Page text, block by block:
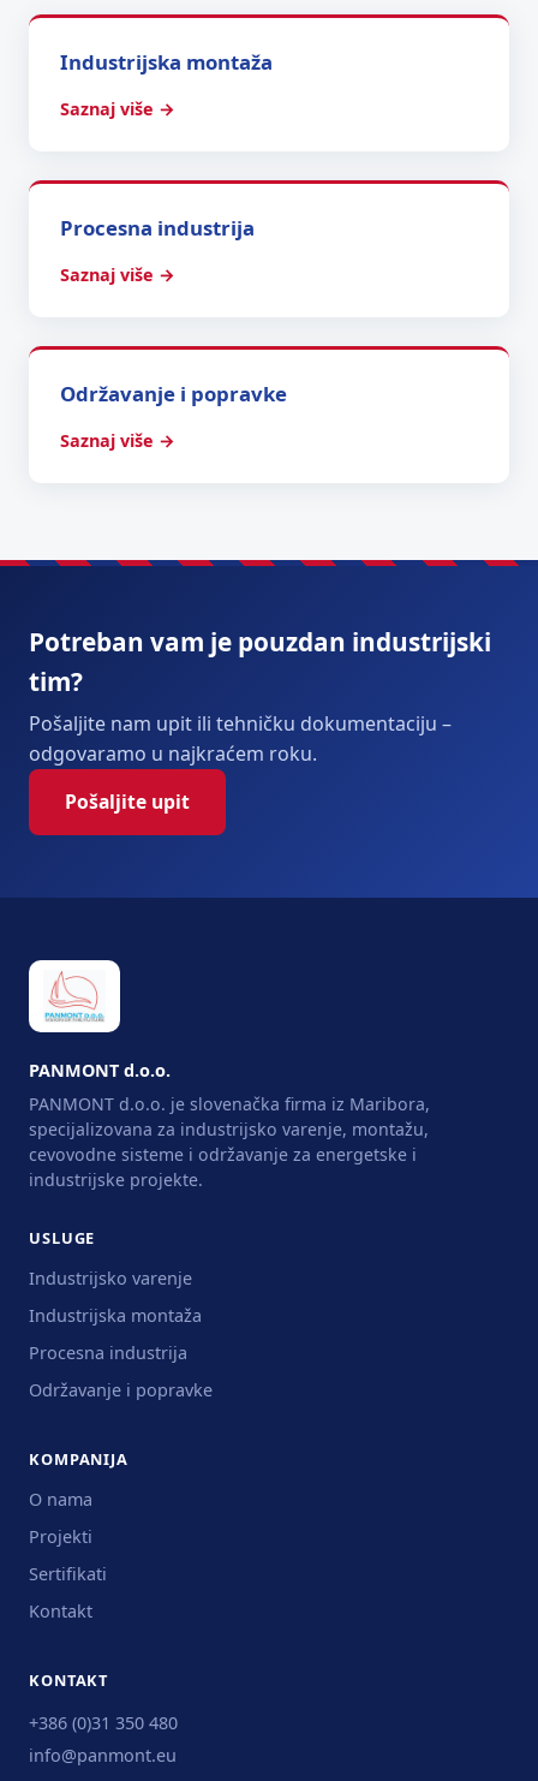
Industrijska montaža
Saznaj više →
Procesna industrija
Saznaj više →
Održavanje i popravke
Saznaj više →
Potreban vam je pouzdan industrijski
tim?
Pošaljite nam upit ili tehničku dokumentaciju –
odgovaramo u najkraćem roku.
Pošaljite upit
PANMONT d.o.o.
PANMONT d.o.o. je slovenačka firma iz Maribora,
specijalizovana za industrijsko varenje, montažu,
cevovodne sisteme i održavanje za energetske i
industrijske projekte.
USLUGE
Industrijsko varenje
Industrijska montaža
Procesna industrija
Održavanje i popravke
KOMPANIJA
O nama
Projekti
Sertifikati
Kontakt
KONTAKT
+386 (0)31 350 480
info@panmont.eu